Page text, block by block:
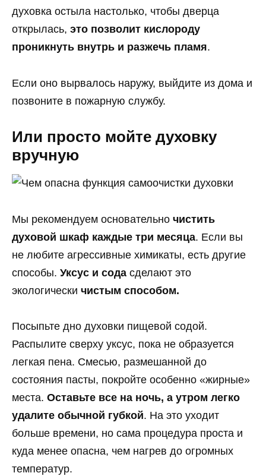
духовка остыла настолько, чтобы дверца
открылась, это позволит кислороду
проникнуть внутрь и разжечь пламя.
Если оно вырвалось наружу, выйдите из дома и
позвоните в пожарную службу.
Или просто мойте духовку
вручную
Мы рекомендуем основательно чистить
духовой шкаф каждые три месяца. Если вы
не любите агрессивные химикаты, есть другие
способы. Уксус и сода сделают это
экологически чистым способом.
Посыпьте дно духовки пищевой содой.
Распылите сверху уксус, пока не образуется
легкая пена. Смесью, размешанной до
состояния пасты, покройте особенно «жирные»
места. Оставьте все на ночь, а утром легко
удалите обычной губкой. На это уходит
больше времени, но сама процедура проста и
куда менее опасна, чем нагрев до огромных
температур.